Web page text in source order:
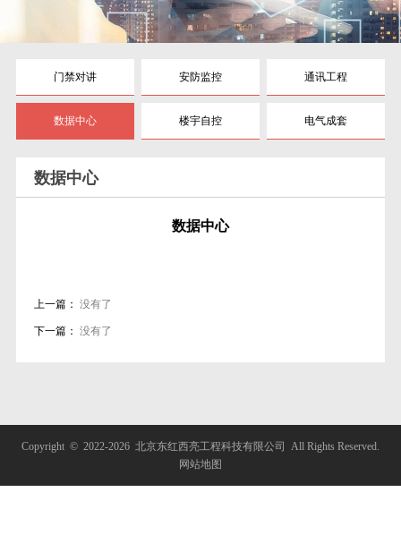
门禁对讲 安防监控 通讯工程
数据中心 楼宇自控 电气成套
数据中心
数据中心
上一篇： 没有了
下一篇： 没有了
Copyright © 2022-2026 北京东红西亮工程科技有限公司 All Rights Reserved.
网站地图